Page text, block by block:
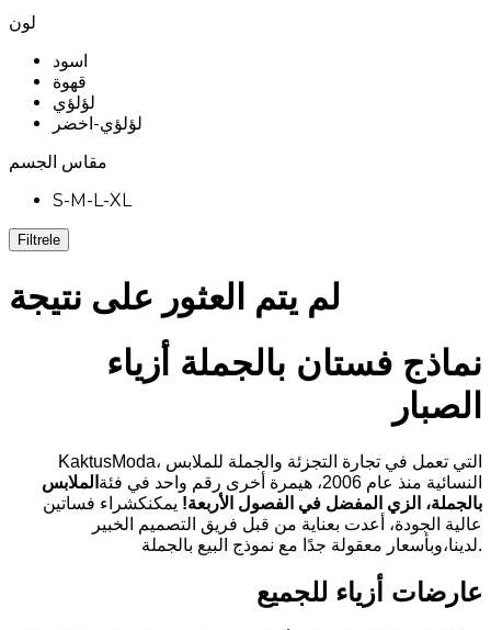
لون
اسود
قهوة
لؤلؤي
لؤلؤي-اخضر
مقاس الجسم
S-M-L-XL
Filtrele
لم يتم العثور على نتيجة
نماذج فستان بالجملة أزياء
الصبار
KaktusModa، التي تعمل في تجارة التجزئة والجملة للملابس
النسائية منذ عام 2006، هيمرة أخرى رقم واحد في فئة
الملابس
بالجملة، الزي المفضل في الفصول الأربعة! يمكنكشراء فساتين
عالية الجودة، أعدت بعناية من قبل فريق التصميم الخبير
لدينا،وبأسعار معقولة جدًا مع نموذج البيع بالجملة.
عارضات أزياء للجميع